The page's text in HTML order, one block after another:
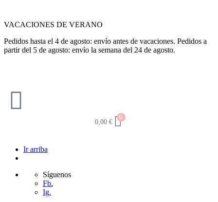
VACACIONES DE VERANO
Pedidos hasta el 4 de agosto: envío antes de vacaciones. Pedidos a
partir del 5 de agosto: envío la semana del 24 de agosto.
0,00 €
0
Ir arriba
Síguenos
Fb.
Ig.